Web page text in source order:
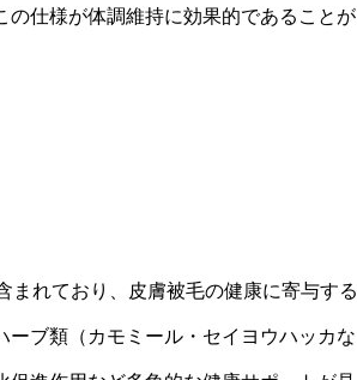
の仕様が体調維持に効果的であることが
まれており、皮膚被毛の健康に寄与する
ブ類（カモミール・セイヨウハッカな